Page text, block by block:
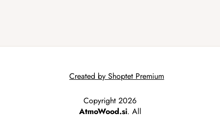
Created by Shoptet Premium
Copyright 2026
AtmoWood.si. All